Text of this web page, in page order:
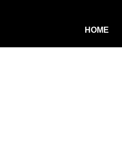
HOME